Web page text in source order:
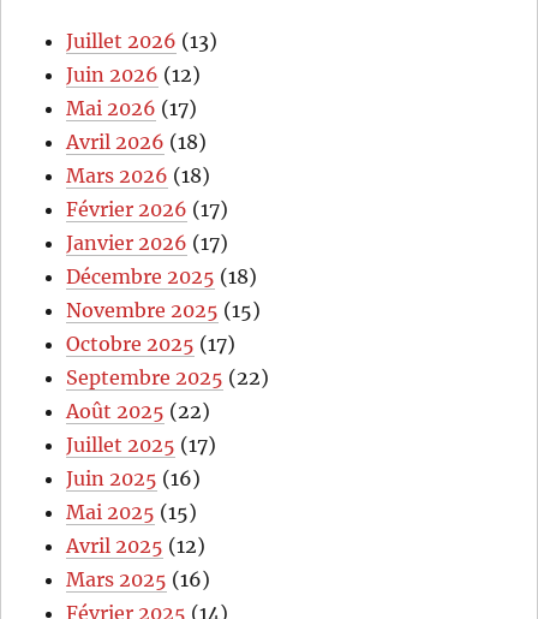
Juillet 2026 (13)
Juin 2026 (12)
Mai 2026 (17)
Avril 2026 (18)
Mars 2026 (18)
Février 2026 (17)
Janvier 2026 (17)
Décembre 2025 (18)
Novembre 2025 (15)
Octobre 2025 (17)
Septembre 2025 (22)
Août 2025 (22)
Juillet 2025 (17)
Juin 2025 (16)
Mai 2025 (15)
Avril 2025 (12)
Mars 2025 (16)
Février 2025 (14)